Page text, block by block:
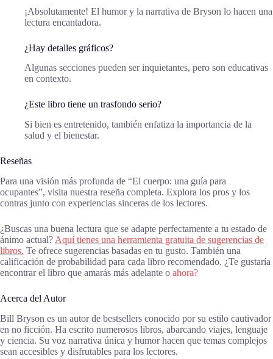
¡Absolutamente! El humor y la narrativa de Bryson lo hacen una
lectura encantadora.
¿Hay detalles gráficos?
Algunas secciones pueden ser inquietantes, pero son educativas
en contexto.
¿Este libro tiene un trasfondo serio?
Si bien es entretenido, también enfatiza la importancia de la
salud y el bienestar.
Reseñas
Para una visión más profunda de “El cuerpo: una guía para
ocupantes”, visita nuestra reseña completa. Explora los pros y los
contras junto con experiencias sinceras de los lectores.
¿Buscas una buena lectura que se adapte perfectamente a tu estado de
ánimo actual? Aquí tienes una herramienta gratuita de sugerencias de
libros. Te ofrece sugerencias basadas en tu gusto. También una
calificación de probabilidad para cada libro recomendado. ¿Te gustaría
encontrar el libro que amarás más adelante o ahora?
Acerca del Autor
Bill Bryson es un autor de bestsellers conocido por su estilo cautivador
en no ficción. Ha escrito numerosos libros, abarcando viajes, lenguaje
y ciencia. Su voz narrativa única y humor hacen que temas complejos
sean accesibles y disfrutables para los lectores.